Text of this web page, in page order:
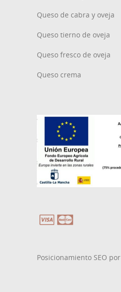
Queso de cabra y oveja
Queso tierno de oveja
Queso fresco de oveja
Queso crema
Posicionamiento SEO por